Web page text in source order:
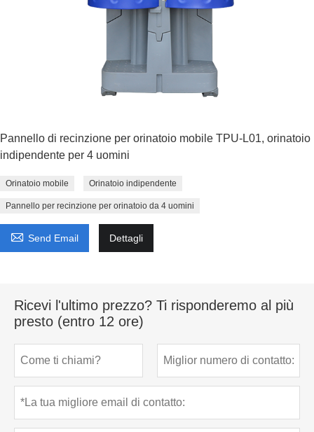
Pannello di recinzione per orinatoio mobile TPU-L01, orinatoio
indipendente per 4 uomini
Orinatoio mobile Orinatoio indipendente
Pannello per recinzione per orinatoio da 4 uomini
 Send Email Dettagli
Ricevi l'ultimo prezzo? Ti risponderemo al più
presto (entro 12 ore)